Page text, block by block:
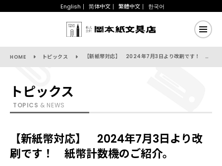
English 简体中文 繁體中文 한국어
HOME トピックス 【新紙幣対応】 2024年7月3日より改刷です！ 紙幣計数機のご紹介。
トピックス
TOPICS & NEWS
【新紙幣対応】 2024年7月3日より改
刷です！ 紙幣計数機のご紹介。